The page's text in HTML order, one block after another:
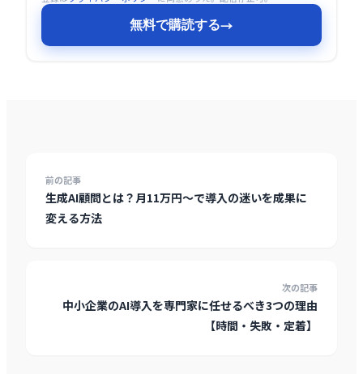
無料で購読する→
前の記事
生成AI顧問とは？月11万円〜で導入の迷いを成果に
変える方法
次の記事
中小企業のAI導入を専門家に任せるべき3つの理由
【時間・失敗・定着】